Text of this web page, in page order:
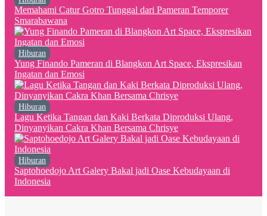
Memahami Catur Gotro Tunggal dari Pameran Temporer
Smarabawana
Hiburan
Yung Finando Pameran di Blangkon Art Space, Ekspresikan
Ingatan dan Emosi
Hiburan
Lagu Ketika Tangan dan Kaki Berkata Diproduksi Ulang,
Dinyanyikan Cakra Khan Bersama Chrisye
Hiburan
Saptohoedojo Art Galery Bakal jadi Oase Kebudayaan di
Indonesia